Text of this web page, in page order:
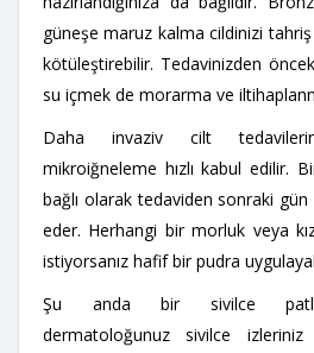
güneşe maruz kalma cildinizi
kötüleştirebilir. Tedavinizden
su içmek de morarma ve
Daha invaziv cilt
mikroiğneleme hızlı kabul edilir.
bağlı olarak tedaviden sonraki
eder. Herhangi bir morluk veya
istiyorsanız hafif bir pudra
Şu anda bir sivilce
dermatoloğunuz sivilce